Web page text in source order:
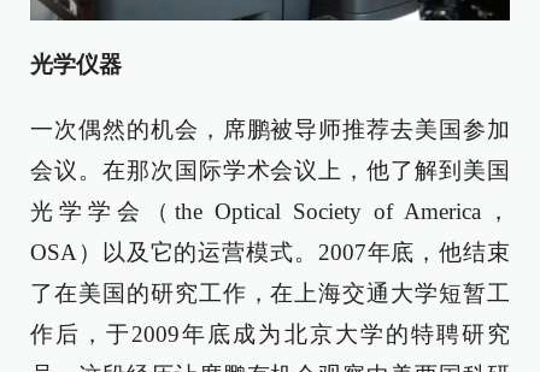
光学仪器
一次偶然的机会，席鹏被导师推荐去美国参加
会议。在那次国际学术会议上，他了解到美国
光学学会（the Optical Society of America，
OSA）以及它的运营模式。2007年底，他结束
了在美国的研究工作，在上海交通大学短暂工
作后，于2009年底成为北京大学的特聘研究